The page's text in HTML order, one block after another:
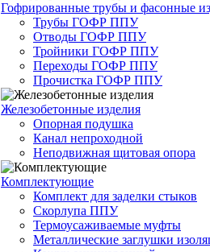
Гофрированные трубы и фасонные
Трубы ГОФР ППУ
Отводы ГОФР ППУ
Тройники ГОФР ППУ
Переходы ГОФР ППУ
Прочистка ГОФР ППУ
Железобетонные изделия
Опорная подушка
Канал непроходной
Неподвижная щитовая опора
Комплектующие
Комплект для заделки стыков
Скорлупа ППУ
Термоусаживаемые муфты
Металлические заглушки